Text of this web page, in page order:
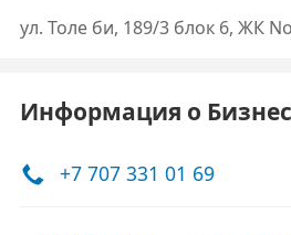
ул. Толе би, 189/3 блок 6, ЖК
Информация о
+7 707 331 01 69